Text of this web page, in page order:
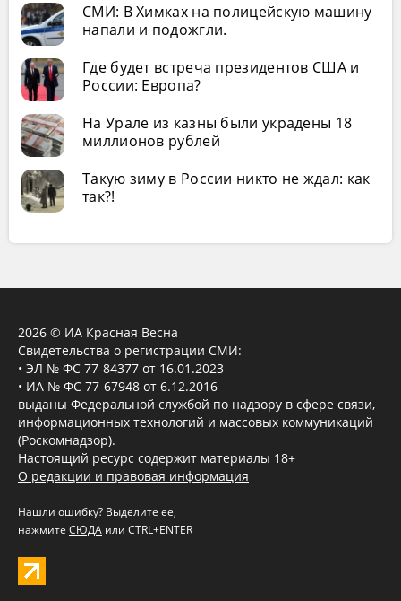
СМИ: В Химках на полицейскую машину
напали и подожгли.
Где будет встреча президентов США и
России: Европа?
На Урале из казны были украдены 18
миллионов рублей
Такую зиму в России никто не ждал: как
так?!
2026 © ИА Красная Весна
Свидетельства о регистрации СМИ:
• ЭЛ № ФС 77-84377 от 16.01.2023
• ИА № ФС 77-67948 от 6.12.2016
выданы Федеральной службой по надзору в сфере связи,
информационных технологий и массовых коммуникаций
(Роскомнадзор).
Настоящий ресурс содержит материалы 18+
О редакции и правовая информация
Нашли ошибку? Выделите ее,
нажмите СЮДА или CTRL+ENTER